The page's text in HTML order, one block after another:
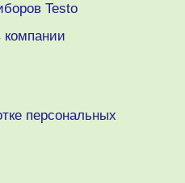
Testo
компании
персональных